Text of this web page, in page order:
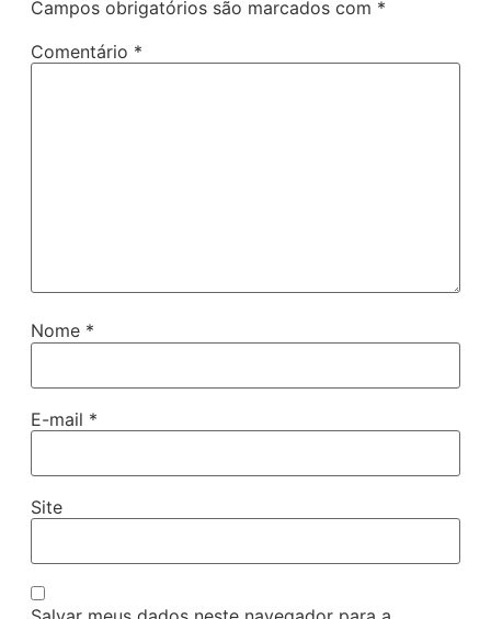
Campos obrigatórios são marcados com *
Comentário *
Nome *
E-mail *
Site